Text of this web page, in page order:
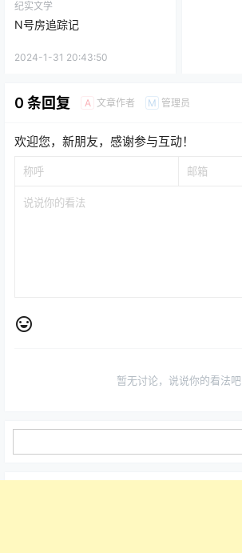
纪实文学
N号房追踪记
2024-1-31 20:43:50
0 条回复 A 文章作者 M 管理员
欢迎您，新朋友，感谢参与互动！
暂无讨论，说说你的看法吧